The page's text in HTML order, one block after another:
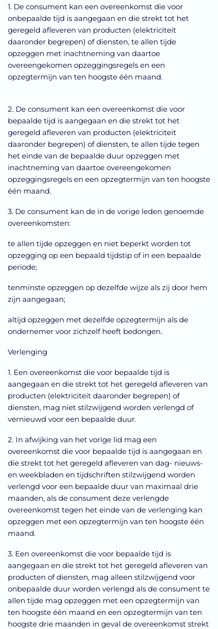
1. De consument kan een overeenkomst die voor
onbepaalde tijd is aangegaan en die strekt tot het
geregeld afleveren van producten (elektriciteit
daaronder begrepen) of diensten, te allen tijde
opzeggen met inachtneming van daartoe
overeengekomen opzeggingsregels en een
opzegtermijn van ten hoogste één maand.
2. De consument kan een overeenkomst die voor
bepaalde tijd is aangegaan en die strekt tot het
geregeld afleveren van producten (elektriciteit
daaronder begrepen) of diensten, te allen tijde tegen
het einde van de bepaalde duur opzeggen met
inachtneming van daartoe overeengekomen
opzeggingsregels en een opzegtermijn van ten hoogste
één maand.
3. De consument kan de in de vorige leden genoemde
overeenkomsten:
te allen tijde opzeggen en niet beperkt worden tot
opzegging op een bepaald tijdstip of in een bepaalde
periode;
tenminste opzeggen op dezelfde wijze als zij door hem
zijn aangegaan;
altijd opzeggen met dezelfde opzegtermijn als de
ondernemer voor zichzelf heeft bedongen.
Verlenging
1. Een overeenkomst die voor bepaalde tijd is
aangegaan en die strekt tot het geregeld afleveren van
producten (elektriciteit daaronder begrepen) of
diensten, mag niet stilzwijgend worden verlengd of
vernieuwd voor een bepaalde duur.
2. In afwijking van het vorige lid mag een
overeenkomst die voor bepaalde tijd is aangegaan en
die strekt tot het geregeld afleveren van dag- nieuws-
en weekbladen en tijdschriften stilzwijgend worden
verlengd voor een bepaalde duur van maximaal drie
maanden, als de consument deze verlengde
overeenkomst tegen het einde van de verlenging kan
opzeggen met een opzegtermijn van ten hoogste één
maand.
3. Een overeenkomst die voor bepaalde tijd is
aangegaan en die strekt tot het geregeld afleveren van
producten of diensten, mag alleen stilzwijgend voor
onbepaalde duur worden verlengd als de consument te
allen tijde mag opzeggen met een opzegtermijn van
ten hoogste één maand en een opzegtermijn van ten
hoogste drie maanden in geval de overeenkomst strekt